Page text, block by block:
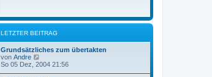
g
r
e
i
t
r
a
g
LETZTER BEITRAG
Grundsätzliches zum übertakten
von Andre
e
So 05 Dez, 2004 21:56